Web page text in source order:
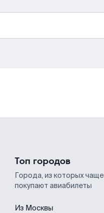
Топ городов
Города, из которых чаще
покупают авиабилеты
Из Москвы